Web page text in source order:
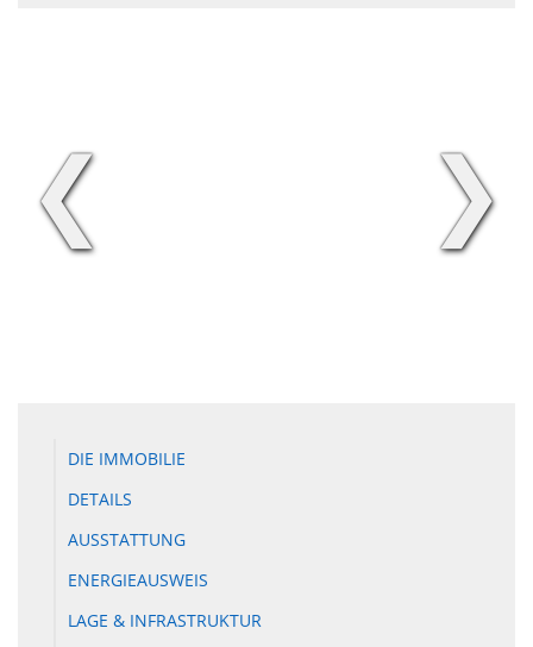
❮ ❯
DIE IMMOBILIE
DETAILS
AUSSTATTUNG
ENERGIEAUSWEIS
LAGE & INFRASTRUKTUR